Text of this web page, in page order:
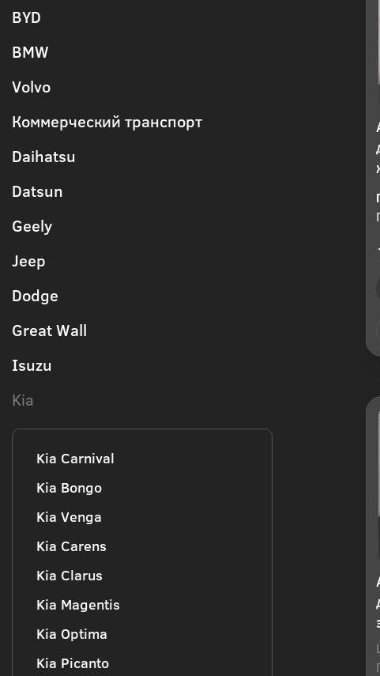
BYD
BMW
Volvo
Коммерческий транспорт
Daihatsu
Datsun
Geely
Jeep
Dodge
Great Wall
Isuzu
Kia
Kia Carnival
Kia Bongo
Kia Venga
Kia Carens
Kia Clarus
Kia Magentis
Kia Optima
Kia Picanto